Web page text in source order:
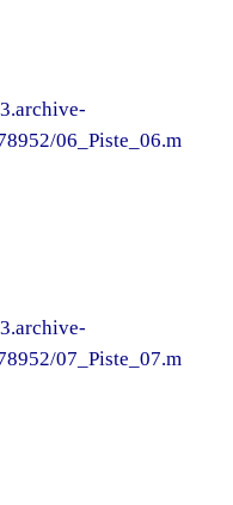
06_Piste_06.m
07_Piste_07.m